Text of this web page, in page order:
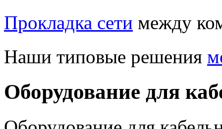
Прокладка сети между
Наши типовые решения
Оборудование для